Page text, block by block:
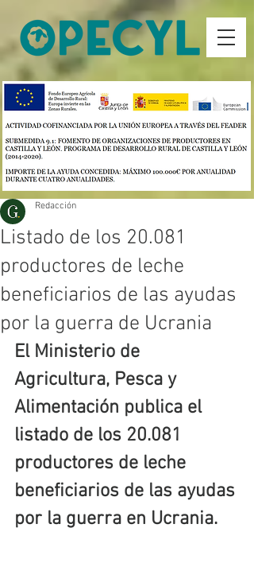
Listado de los 20.081
productores de leche
beneficiarios de las ayudas
por la guerra de Ucrania
Redacción
El Ministerio de
Agricultura, Pesca y
Alimentación publica el
listado de los 20.081
productores de leche
beneficiarios de las ayudas
por la guerra en Ucrania.